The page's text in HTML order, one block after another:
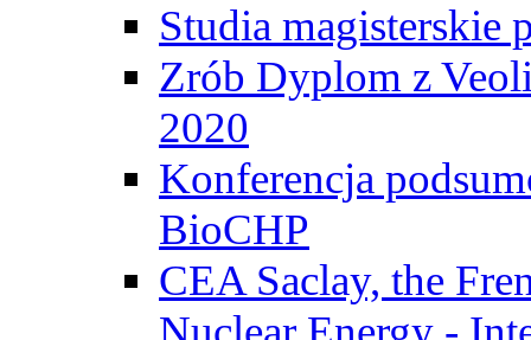
Studia magisterskie
Zrób Dyplom z
2020
Konferencja
BioCHP
CEA Saclay, the